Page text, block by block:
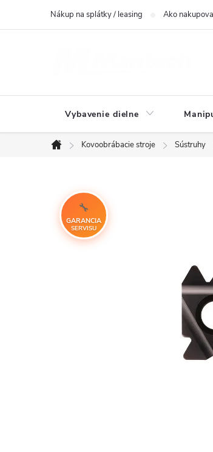
Nákup na splátky / leasing Ako
Vybavenie dielne
Domov
Kovoobrábacie stroje Sústruhy
GARANCIA
SERVISU